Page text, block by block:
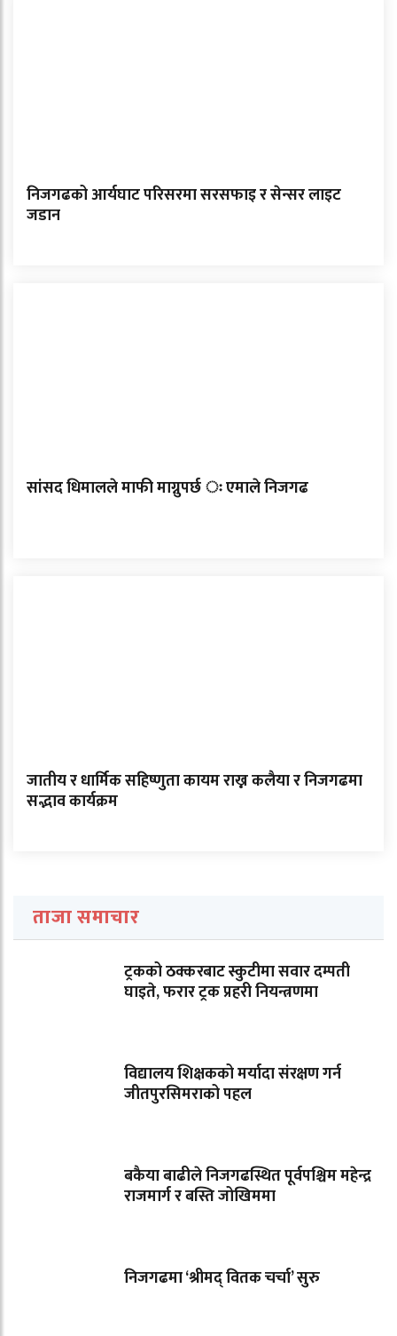
निजगढको आर्यघाट परिसरमा सरसफाइ र सेन्सर लाइट
जडान
सांसद धिमालले माफी माग्नुपर्छ ः एमाले निजगढ
जातीय र धार्मिक सहिष्णुता कायम राख्न कलैया र निजगढमा
सद्भाव कार्यक्रम
ताजा समाचार
ट्रकको ठक्करबाट स्कुटीमा सवार दम्पती
घाइते, फरार ट्रक प्रहरी नियन्त्रणमा
विद्यालय शिक्षकको मर्यादा संरक्षण गर्न
जीतपुरसिमराको पहल
बकैया बाढीले निजगढस्थित पूर्वपश्चिम महेन्द्र
राजमार्ग र बस्ति जोखिममा
निजगढमा ‘श्रीमद् वितक चर्चा’ सुरु